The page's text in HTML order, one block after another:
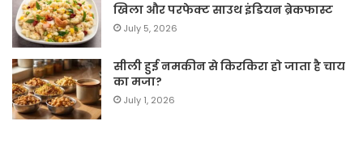
खिला और परफेक्ट साउथ इंडियन ब्रेकफास्ट
July 5, 2026
सीली हुई नमकीन से किरकिरा हो जाता है चाय
का मजा?
July 1, 2026